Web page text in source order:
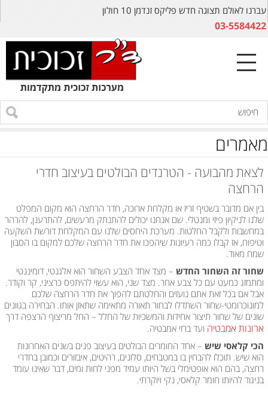
עברנו לאולם תצוגה חדש פליקס זנדמן 10 חולון
03-5584422
מאמרים
לצאת מהבועה - הטרנדים הבולטים בעיצוב חדרי
הרחצה
בין אם מדובר בשטיף זריז או מקלחת ארוכה, חדר הרחצה הוא מקום המפלט
שלנו לניקיון פיזי ומנטלי. שם אנחנו יכולים להתנתק מרעשים, להתרענן, להרהר
במחשבות ולקבל החלטות. מערכת היחסים שלנו עם המקלחת דורשת השקעה
וטיפוח, אז קבלו כמה רעיונות שיהפכו את חדר הרחצה שלכם למקום בו הסבון
שמח מאוד.
שחור זה השחור החדש – מצד אחד הצבע השחור הוא אלגנטי, דומיננטי
ומתמזג כמעט עם כל צבע אחר. מצד שני, הוא עשוי להיתפס כרציני, קר וקודר.
אבל אם בכל זאת אתם נועזים והחלטתם להפוך את חדר הרחצה שלכם
למונוכרומטי-שחור השתדלו לבחור תאורה מתאימה שתאזן אותו. הבחירה בגוונים
שונים של שחור תיצור אחידות והמשכיות של החלל – החל מריצוף הרצפה דרך
ארונות אמבטיה ועד ברזי אמבטיה.
הכי קלאסי שיש– אחד החומרים הבולטים בעיצוב פנים בשנים האחרונות
הוא שיש. תוכלו להבחין בו במטבחים, סלונים, רהיטים, איבזורים וכמובן בחדרי
רחצה, בהם הוא אופטימלי בשל היותו עמיד מפני לחות ומים, דבר שאינו עומד
בניגוד להיותו חומר קלאסי, נקי ויוקרתי.